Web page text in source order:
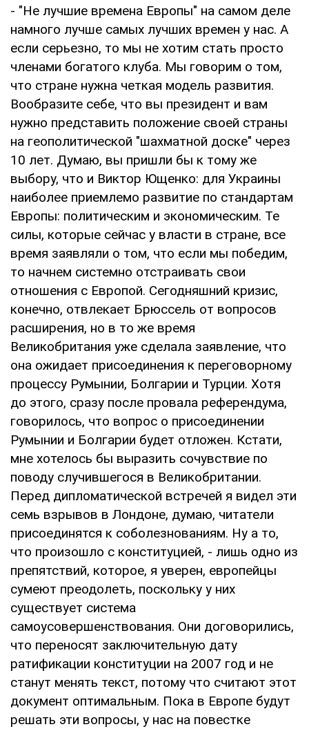
- "Не лучшие времена Европы" на самом деле
намного лучше самых лучших времен у нас. А
если серьезно, то мы не хотим стать просто
членами богатого клуба. Мы говорим о том,
что стране нужна четкая модель развития.
Вообразите себе, что вы президент и вам
нужно представить положение своей страны
на геополитической "шахматной доске" через
10 лет. Думаю, вы пришли бы к тому же
выбору, что и Виктор Ющенко: для Украины
наиболее приемлемо развитие по стандартам
Европы: политическим и экономическим. Те
силы, которые сейчас у власти в стране, все
время заявляли о том, что если мы победим,
то начнем системно отстраивать свои
отношения с Европой. Сегодняшний кризис,
конечно, отвлекает Брюссель от вопросов
расширения, но в то же время
Великобритания уже сделала заявление, что
она ожидает присоединения к переговорному
процессу Румынии, Болгарии и Турции. Хотя
до этого, сразу после провала референдума,
говорилось, что вопрос о присоединении
Румынии и Болгарии будет отложен. Кстати,
мне хотелось бы выразить сочувствие по
поводу случившегося в Великобритании.
Перед дипломатической встречей я видел эти
семь взрывов в Лондоне, думаю, читатели
присоединятся к соболезнованиям. Ну а то,
что произошло с конституцией, - лишь одно из
препятствий, которое, я уверен, европейцы
сумеют преодолеть, поскольку у них
существует система
самоусовершенствования. Они договорились,
что переносят заключительную дату
ратификации конституции на 2007 год и не
станут менять текст, потому что считают этот
документ оптимальным. Пока в Европе будут
решать эти вопросы, у нас на повестке